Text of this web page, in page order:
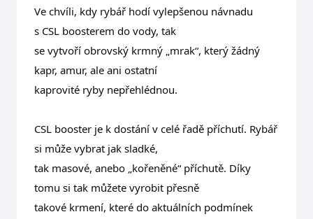
Ve chvíli, kdy rybář hodí vylepšenou návnadu
s CSL boosterem do vody, tak
se vytvoří obrovský krmný „mrak“, který žádný
kapr, amur, ale ani ostatní
kaprovité ryby nepřehlédnou.
CSL booster je k dostání v celé řadě příchutí. Rybář
si může vybrat jak sladké,
tak masové, anebo „kořeněné“ příchutě. Díky
tomu si tak můžete vyrobit přesně
takové krmení, které do aktuálních podmínek